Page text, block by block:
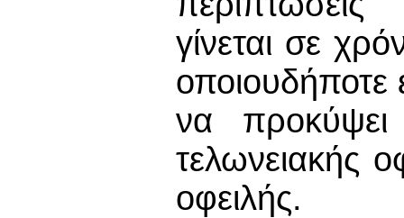
γίνεται σε
οποιουδήποτε
να
τελωνειακής
οφειλής.